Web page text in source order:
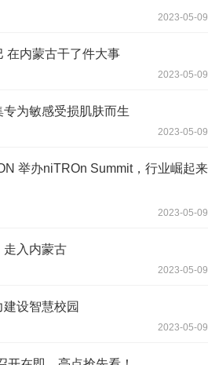
2023-05-09
在内蒙古干了件大事
2023-05-09
为敏感受损肌肤而生
2023-05-09
举办niTROn Summit，行业崛起来
2023-05-09
走入内蒙古
2023-05-09
设智慧校园
2023-05-09